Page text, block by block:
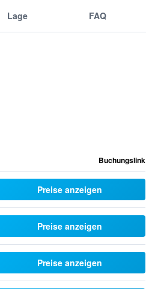
Lage FAQ
Buchungslink
Preise anzeigen
Preise anzeigen
Preise anzeigen